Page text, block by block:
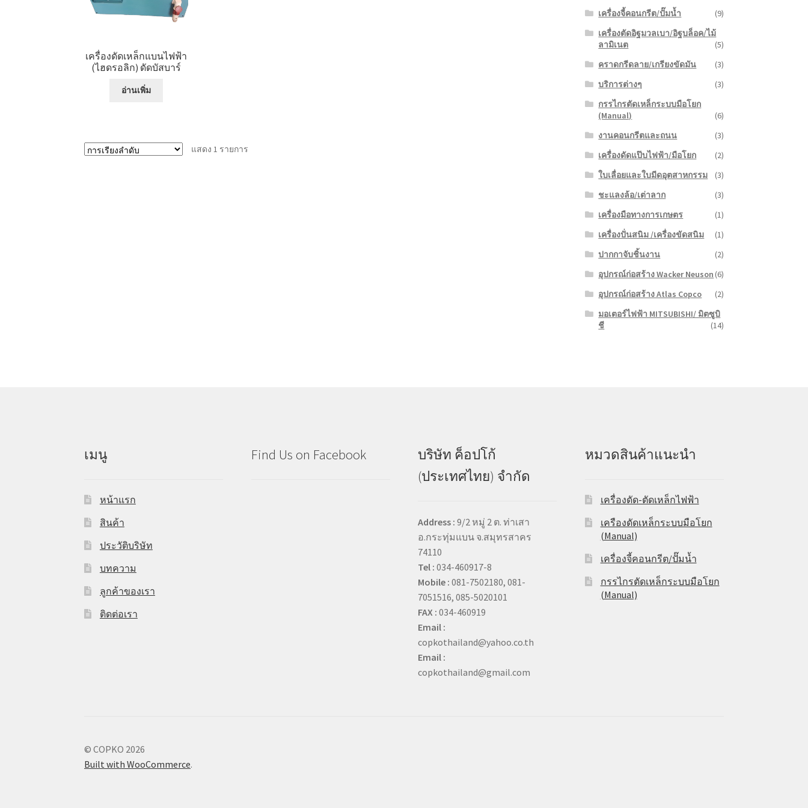
เครื่องดัดเหล็กแบนไฟฟ้า
(ไฮดรอลิก) ดัดบัสบาร์
อ่านเพิ่ม
แสดง 1 รายการ
เครื่องจี้คอนกรีต/ปั๊มน้ำ
(9)
เครื่องตัดอิฐมวลเบา/อิฐบล็อค/ไม้
ลามิเนต
(5)
คราดกรีดลาย/เกรียงขัดมัน
(3)
บริการต่างๆ
(3)
กรรไกรตัดเหล็กระบบมือโยก
(Manual)
(6)
งานคอนกรีตและถนน
(3)
เครื่องดัดแป๊บไฟฟ้า/มือโยก
(2)
ใบเลื่อยและใบมีดอุตสาหกรรม
(3)
ชะแลงล้อ/เต่าลาก
(3)
เครื่องมือทางการเกษตร
(1)
เครื่องปั่นสนิม /เครื่องขัดสนิม
(1)
ปากกาจับชิ้นงาน
(2)
อุปกรณ์ก่อสร้าง Wacker Neuson (6)
อุปกรณ์ก่อสร้าง Atlas Copco
(2)
มอเตอร์ไฟฟ้า MITSUBISHI/ มิตซูบิ
ชี
(14)
เมนู
หน้าแรก
สินค้า
ประวัติบริษัท
บทความ
ลูกค้าของเรา
ติดต่อเรา
Find Us on Facebook
บริษัท ค็อปโก้
(ประเทศไทย) จำกัด
Address : 9/2 หมู่ 2 ต. ท่าเสา
อ.กระทุ่มแบน จ.สมุทรสาคร
74110
Tel : 034-460917-8
Mobile : 081-7502180, 081-
7051516, 085-5020101
FAX : 034-460919
Email :
copkothailand@yahoo.co.th
Email :
copkothailand@gmail.com
หมวดสินค้าแนะนำ
เครื่องดัด-ตัดเหล็กไฟฟ้า
เครืองดัดเหล็กระบบมือโยก
(Manual)
เครื่องจี้คอนกรีต/ปั๊มน้ำ
กรรไกรตัดเหล็กระบบมือโยก
(Manual)
© COPKO 2026
Built with WooCommerce.